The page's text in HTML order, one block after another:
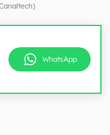
WhatsApp